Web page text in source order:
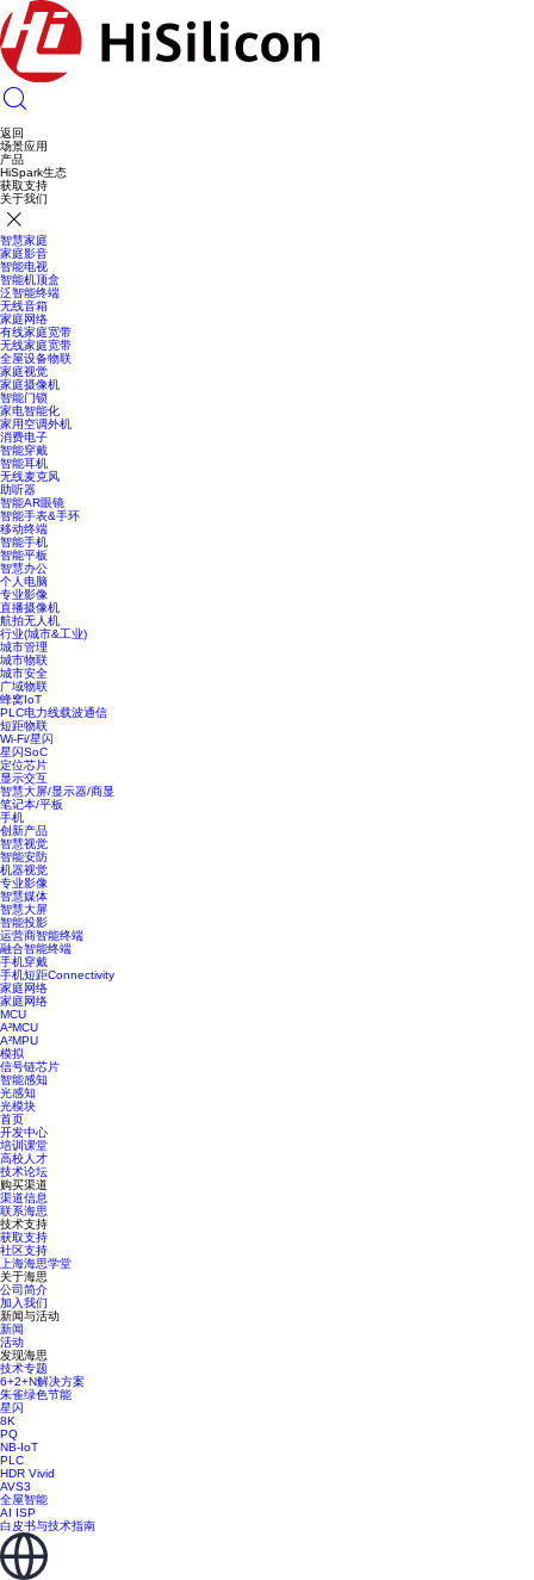
返回
场景应用
产品
HiSpark生态
获取支持
关于我们
智慧家庭
家庭影音
智能电视
智能机顶盒
泛智能终端
无线音箱
家庭网络
有线家庭宽带
无线家庭宽带
全屋设备物联
家庭视觉
家庭摄像机
智能门锁
家电智能化
家用空调外机
消费电子
智能穿戴
智能耳机
无线麦克风
助听器
智能AR眼镜
智能手表&手环
移动终端
智能手机
智能平板
智慧办公
个人电脑
专业影像
直播摄像机
航拍无人机
行业(城市&工业)
城市管理
城市物联
城市安全
广域物联
蜂窝IoT
PLC电力线载波通信
短距物联
Wi-Fi/星闪
星闪SoC
定位芯片
显示交互
智慧大屏/显示器/商显
笔记本/平板
手机
创新产品
智慧视觉
智能安防
机器视觉
专业影像
智慧媒体
智慧大屏
智能投影
运营商智能终端
融合智能终端
手机穿戴
手机短距Connectivity
家庭网络
家庭网络
MCU
A²MCU
A²MPU
模拟
信号链芯片
智能感知
光感知
光模块
首页
开发中心
培训课堂
高校人才
技术论坛
购买渠道
渠道信息
联系海思
技术支持
获取支持
社区支持
上海海思学堂
关于海思
公司简介
加入我们
新闻与活动
新闻
活动
发现海思
技术专题
6+2+N解决方案
朱雀绿色节能
星闪
8K
PQ
NB-IoT
PLC
HDR Vivid
AVS3
全屋智能
AI ISP
白皮书与技术指南